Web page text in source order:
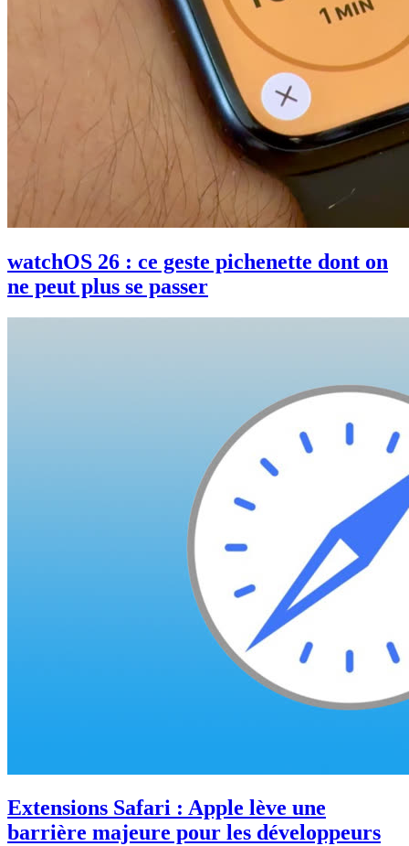
watchOS 26 : ce geste pichenette dont on
ne peut plus se passer
Extensions Safari : Apple lève une
barrière majeure pour les développeurs